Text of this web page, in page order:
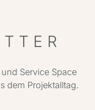
Service Space
dem Projektalltag.